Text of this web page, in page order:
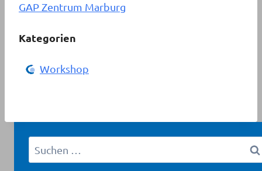
GAP Zentrum Marburg
Kategorien
Workshop
Suchen
nach: